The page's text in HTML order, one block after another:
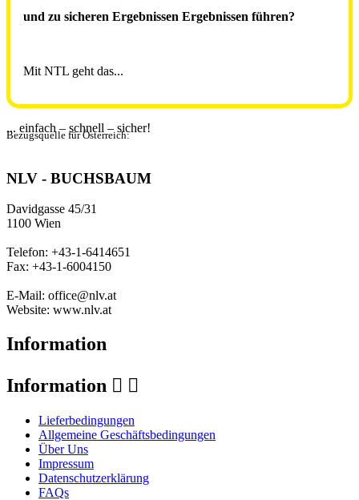
und zu sicheren Ergebnissen Ergebnissen führen?
Mit NTL geht das...
... einfach – schnell – sicher!
Bezugsquelle für Österreich:
NLV - BUCHSBAUM
Davidgasse 45/31
1100 Wien
Telefon: +43-1-6414651
Fax: +43-1-6004150
E-Mail: office@nlv.at
Website: www.nlv.at
Information
Information  
Lieferbedingungen
Allgemeine Geschäftsbedingungen
Über Uns
Impressum
Datenschutzerklärung
FAQs